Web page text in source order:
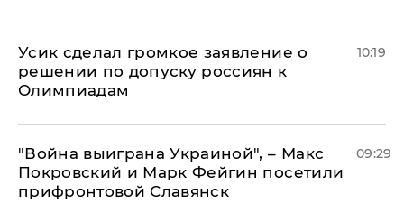
Усик сделал громкое заявление о
решении по допуску россиян к
Олимпиадам
10:19
"Война выиграна Украиной", – Макс
Покровский и Марк Фейгин посетили
прифронтовой Славянск
09:29